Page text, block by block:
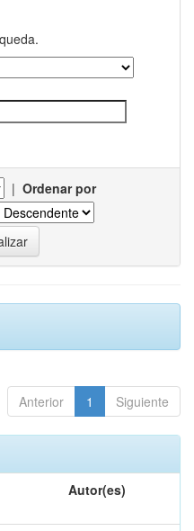
| Ordenar por
Anterior 1 Siguiente
Autor(es)